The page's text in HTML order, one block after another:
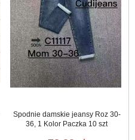
Spodnie damskie jeansy Roz 30-
36, 1 Kolor Paczka 10 szt